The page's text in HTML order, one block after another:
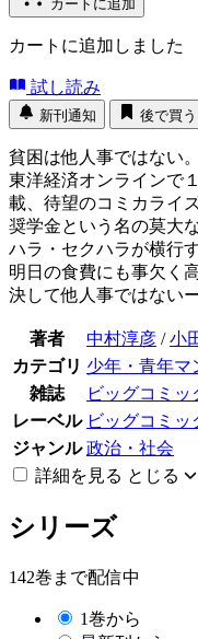
カートに追加
カートに追加しました
試し読み
新刊通知 後で買う
貧困は他人事ではない。
東洋経済オンラインで
載、待望のコミカライズ
奨学金という名の莫大
ハラ・セクハラが横行
明日の食費にも事欠く
決して他人事ではない
著者 中村淳彦 /小
カテゴリ 少年・青年マ
雑誌
ビッグコミ
レーベル ビッグコミッ
ジャンル 政治・社会
詳細を見る とじる
シリーズ
142巻まで配信中
1巻から